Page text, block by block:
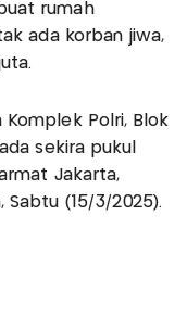
rumah
ada korban jiwa,
Komplek Polri, Blok
sekira pukul
Jakarta,
Sabtu (15/3/2025).